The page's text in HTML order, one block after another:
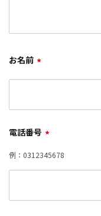
お名前 *
電話番号 *
例：0312345678